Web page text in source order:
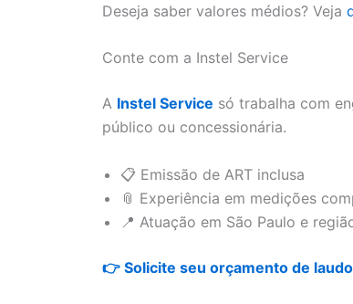
Deseja saber valores médios? Veja
Conte com a Instel Service
A Instel Service só trabalha com
público ou concessionária.
📋 Emissão de ART inclusa
📎 Experiência em medições
📍 Atuação em São Paulo e
👉 Solicite seu orçamento de